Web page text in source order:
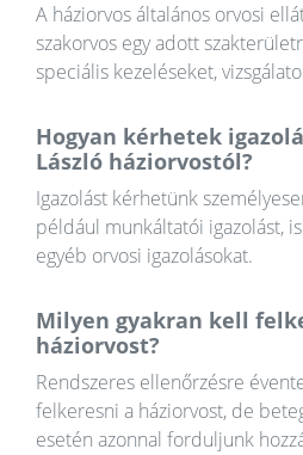
A háziorvos általános orvosi
szakorvos egy adott
speciális kezeléseket,
Hogyan kérhetek
László háziorvostól?
Igazolást kérhetünk
például munkáltatói igazolást,
egyéb orvosi igazolásokat.
Milyen gyakran kell
háziorvost?
Rendszeres ellenőrzésre
felkeresni a háziorvost, de
esetén azonnal forduljunk